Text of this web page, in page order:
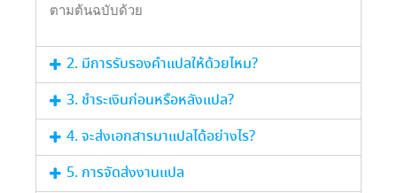
ตามต้นฉบับด้วย
2. มีการรับรองคำแปลให้ด้วยไหม?
3. ชำระเงินก่อนหรือหลังแปล?
4. จะส่งเอกสารมาแปลได้อย่างไร?
5. การจัดส่งงานแปล